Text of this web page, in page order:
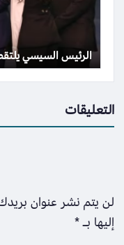
الرئيس السيسي
التعليقات
لن يتم نشر عنوان بريدك
إليها بـ*